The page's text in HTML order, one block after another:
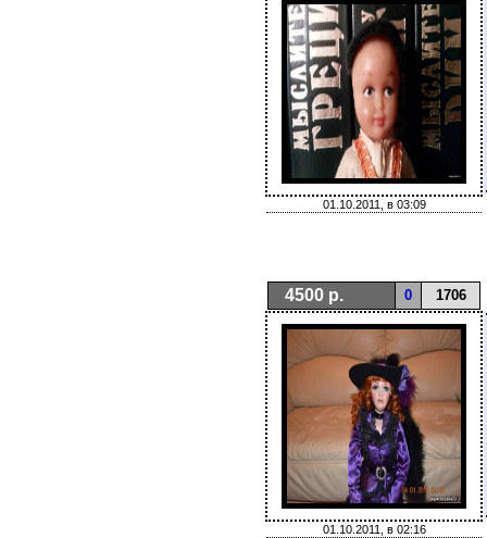
01.10.2011, в 03:09
4500 р. 0 1706
01.10.2011, в 02:16